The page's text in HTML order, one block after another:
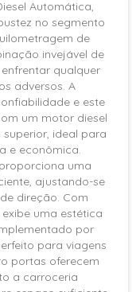
Tamp-Tanque
stop
Automática
de
6 marchas
couro
na cor do
fotocrômico
leve
Automática,
no segmento
de
invejável de
qualquer
adversos. A
e este
um motor diesel
ideal para
e econômica.
uma
ajustando-se
direção. Com
uma estética
por
para viagens
portas oferecem
a carroceria